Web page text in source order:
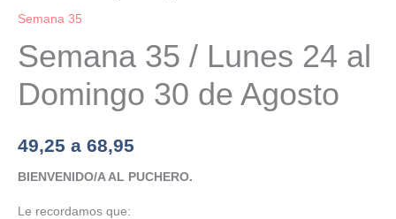
Semana 35
Semana 35 / Lunes 24 al
Domingo 30 de Agosto
49,25 a 68,95
BIENVENIDO/A AL PUCHERO.
Le recordamos que:
24
Domingo
30
de
cantidad